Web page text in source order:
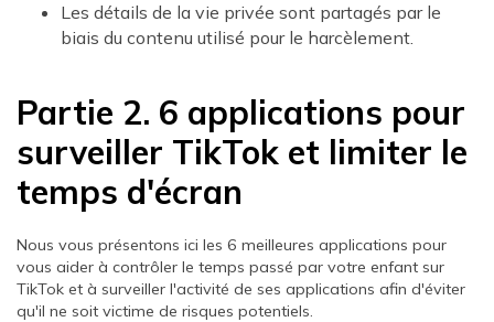
Les détails de la vie privée sont partagés par le
biais du contenu utilisé pour le harcèlement.
Partie 2. 6 applications pour
surveiller TikTok et limiter le
temps d'écran
Nous vous présentons ici les 6 meilleures applications pour
vous aider à contrôler le temps passé par votre enfant sur
TikTok et à surveiller l'activité de ses applications afin d'éviter
qu'il ne soit victime de risques potentiels.